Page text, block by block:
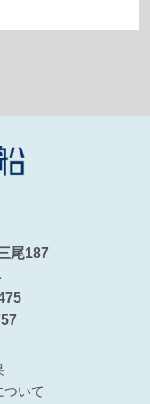
尾187
ついて